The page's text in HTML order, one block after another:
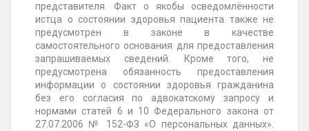
представителя. Факт о якобы осведомлённости
истца о состоянии здоровья пациента также не
предусмотрен в законе в качестве
самостоятельного основания для предоставления
запрашиваемых сведений. Кроме того, не
предусмотрена обязанность предоставления
информации о состоянии здоровья гражданина
без его согласия по адвокатскому запросу и
нормами статей 6 и 10 Федерального закона от
27.07.2006 № 152-ФЗ «О персональных данных».